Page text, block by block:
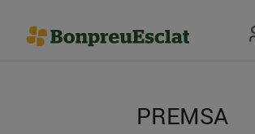
PREMSA